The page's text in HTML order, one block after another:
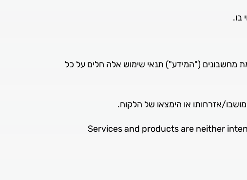
בו.
מחשבונים ("המידע") תנאי שימוש אלה חלים על כל
מושבו/אזרחותו או הימצאו של הלקוח.
Services and products are neither